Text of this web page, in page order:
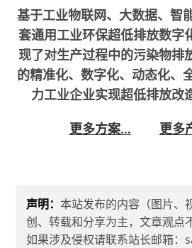
基于工业物联网、大数据、智
套通用工业环保超低排放数字
现了对生产过程中的污染物排
的精准化、数字化、动态化、
力工业企业实现超低排放改
更多方案…
更多
声明：本站发布的内容（图片、
创、转载和分享为主，文章观点
如果涉及侵权请联系站长邮箱：